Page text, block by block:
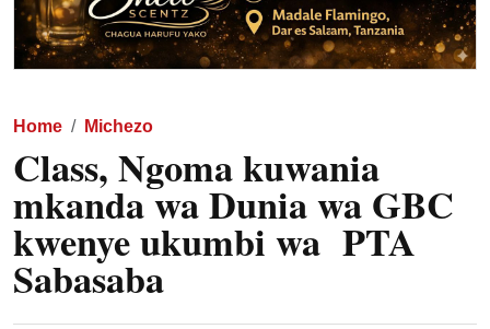
Home Michezo
Class, Ngoma kuwania
mkanda wa Dunia wa GBC
kwenye ukumbi wa PTA
Sabasaba